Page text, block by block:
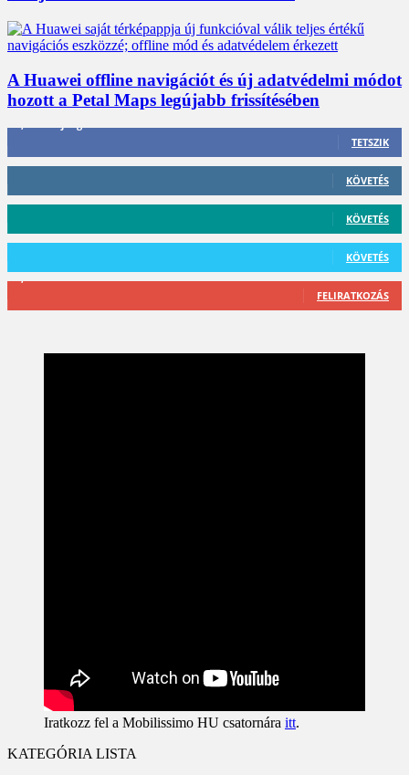
A Huawei offline navigációt és új adatvédelmi módot
hozott a Petal Maps legújabb frissítésében
TETSZIK
KÖVETÉS
KÖVETÉS
KÖVETÉS
FELIRATKOZÁS
Iratkozz fel a Mobilissimo HU csatornára itt.
KATEGÓRIA LISTA